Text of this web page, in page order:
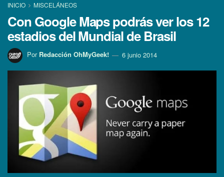
INICIO MISCELÁNEOS
Con Google Maps podrás ver los 12
estadios del Mundial de Brasil
Por Redacción OhMyGeek! 6 junio 2014